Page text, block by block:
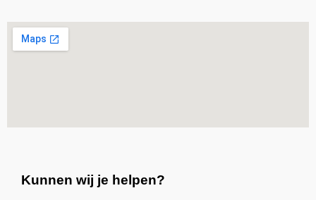
Kunnen wij je helpen?